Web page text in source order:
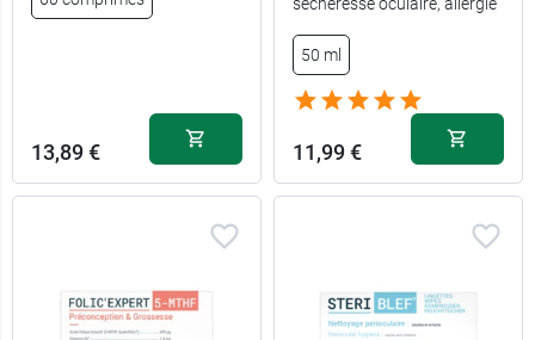
13,89 €
sécheresse oculaire, allergie
50 ml
11,99 €